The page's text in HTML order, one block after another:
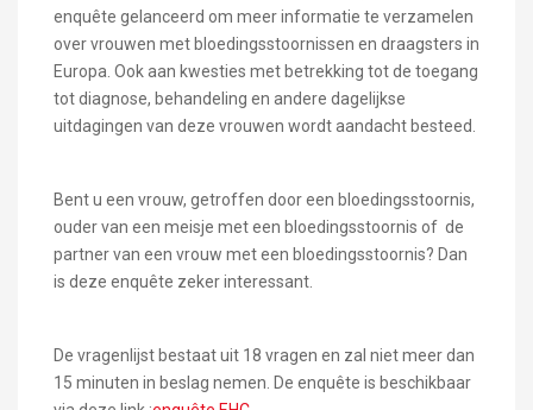
enquête gelanceerd om meer informatie te verzamelen
over vrouwen met bloedingsstoornissen en draagsters in
Europa. Ook aan kwesties met betrekking tot de toegang
tot diagnose, behandeling en andere dagelijkse
uitdagingen van deze vrouwen wordt aandacht besteed.
Bent u een vrouw, getroffen door een bloedingsstoornis,
ouder van een meisje met een bloedingsstoornis of de
partner van een vrouw met een bloedingsstoornis? Dan
is deze enquête zeker interessant.
De vragenlijst bestaat uit 18 vragen en zal niet meer dan
15 minuten in beslag nemen. De enquête is beschikbaar